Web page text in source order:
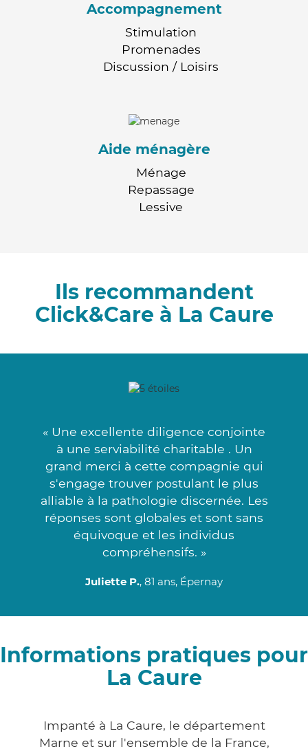
Accompagnement
Stimulation
Promenades
Discussion / Loisirs
Aide ménagère
Ménage
Repassage
Lessive
Ils recommandent
Click&Care à La Caure
« Une excellente diligence conjointe
à une serviabilité charitable . Un
grand merci à cette compagnie qui
s'engage trouver postulant le plus
alliable à la pathologie discernée. Les
réponses sont globales et sont sans
équivoque et les individus
compréhensifs. »
Juliette P., 81 ans, Épernay
Informations pratiques pour
La Caure
Impanté à La Caure, le département
Marne et sur l'ensemble de la France,